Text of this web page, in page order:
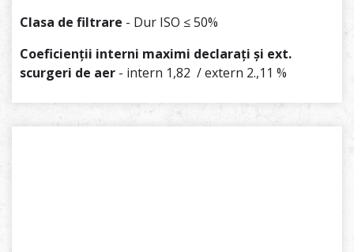
Clasa de filtrare - Dur ISO ≤ 50%
Coeficienții interni maximi declarați și ext.
scurgeri de aer - intern 1,82 / extern 2.,11 %